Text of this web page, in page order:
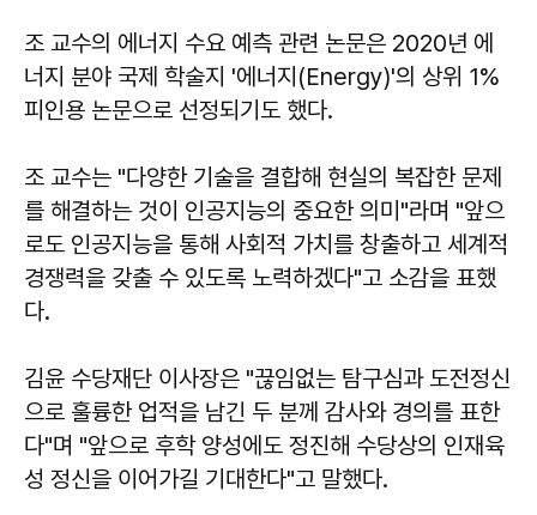
조 교수의 에너지 수요 예측 관련 논문은 2020년 에
너지 분야 국제 학술지 '에너지(Energy)'의 상위 1%
피인용 논문으로 선정되기도 했다.
조 교수는 "다양한 기술을 결합해 현실의 복잡한 문제
를 해결하는 것이 인공지능의 중요한 의미"라며 "앞으
로도 인공지능을 통해 사회적 가치를 창출하고 세계적
경쟁력을 갖출 수 있도록 노력하겠다"고 소감을 표했
다.
김윤 수당재단 이사장은 "끊임없는 탐구심과 도전정신
으로 훌륭한 업적을 남긴 두 분께 감사와 경의를 표한
다"며 "앞으로 후학 양성에도 정진해 수당상의 인재육
성 정신을 이어가길 기대한다"고 말했다.